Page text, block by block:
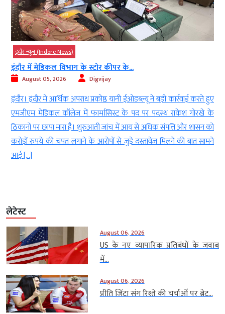
न्यूज़ (Indore News)
में मेडिकल विभाग के स्टोर कीपर के...
August 05, 2026 Digvijay
इंदौर में आर्थिक अपराध प्रकोष्ठ यानी ईओडब्ल्यू ने बड़ी कार्रवाई करते हुए
मेडिकल कॉलेज में फार्मासिस्ट के पद पर पदस्थ राकेश गोरखे के
पर छापा मारा है। शुरुआती जांच में आय से अधिक संपत्ति और शासन को
रुपये की चपत लगाने के आरोपों से जुड़े दस्तावेज मिलने की बात सामने
[…]
एयर
बाद
पूरा
में सोने
लेटेस्ट
August 06, 2026
US के नए व्यापारिक प्रतिबंधों के जवाब
में...
August 06, 2026
प्रीति जिंटा संग रिश्ते की चर्चाओं पर ब्रेट...